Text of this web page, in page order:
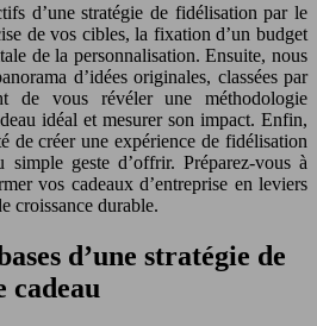
d’une stratégie de fidélisation par le
de vos cibles, la fixation d’un budget
de la personnalisation. Ensuite, nous
d’idées originales, classées par
de vous révéler une méthodologie
idéal et mesurer son impact. Enfin,
de créer une expérience de fidélisation
simple geste d’offrir. Préparez-vous à
vos cadeaux d’entreprise en leviers
croissance durable.
d’une stratégie de
cadeau